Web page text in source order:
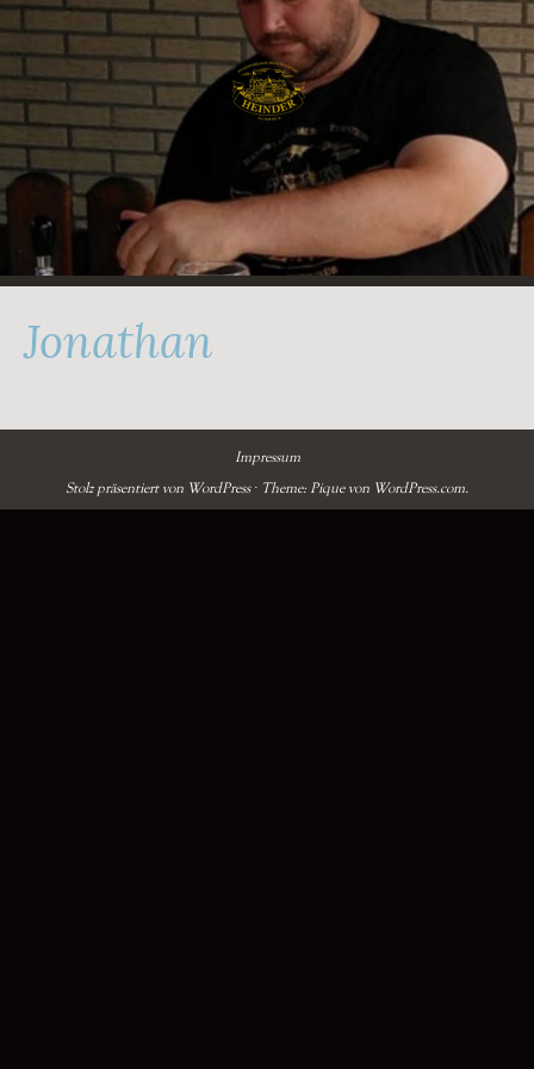
Zum
Inhalt
springen
Jonathan
Impressum
Stolz präsentiert von WordPress · Theme: Pique von WordPress.com.